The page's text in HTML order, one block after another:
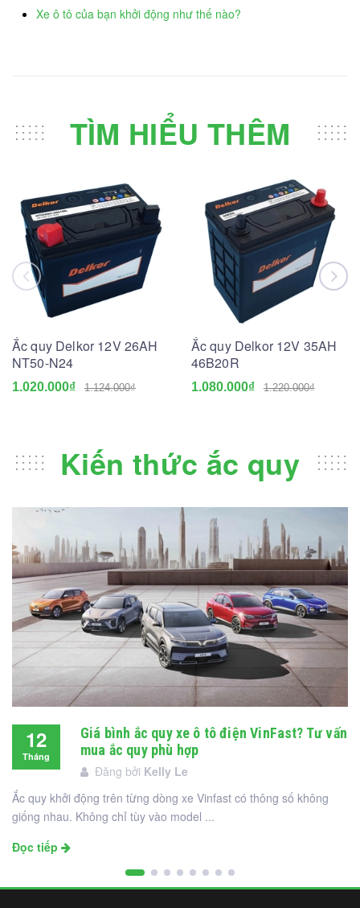
Xe ô tô của bạn khởi động như thế nào?
TÌM HIỂU THÊM
Ắc quy Delkor 12V 26AH
NT50-N24
1.020.000₫ 1.124.000₫
Ắc quy Delkor 12V 35AH
46B20R
1.080.000₫ 1.220.000₫
Kiến thức ắc quy
12
Tháng
Giá bình ắc quy xe ô tô điện VinFast? Tư vấn
mua ắc quy phù hợp
Đăng bởi Kelly Le
Ắc quy khởi động trên từng dòng xe Vinfast có thông số không
giống nhau. Không chỉ tùy vào model ...
Đọc tiếp